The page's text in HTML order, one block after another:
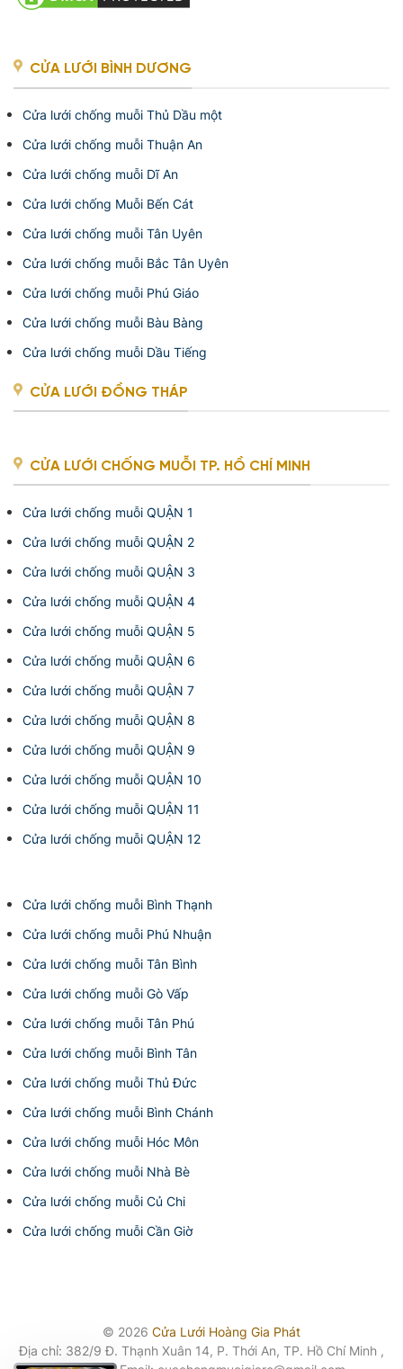
CỬA LƯỚI BÌNH DƯƠNG
Cửa lưới chống muỗi Thủ Dầu một
Cửa lưới chống muỗi Thuận An
Cửa lưới chống muỗi Dĩ An
Cửa lưới chống Muỗi Bến Cát
Cửa lưới chống muỗi Tân Uyên
Cửa lưới chống muỗi Bắc Tân Uyên
Cửa lưới chống muỗi Phú Giáo
Cửa lưới chống muỗi Bàu Bàng
Cửa lưới chống muỗi Dầu Tiếng
CỬA LƯỚI ĐỒNG THÁP
CỬA LƯỚI CHỐNG MUỖI TP. HỒ CHÍ MINH
Cửa lưới chống muỗi QUẬN 1
Cửa lưới chống muỗi QUẬN 2
Cửa lưới chống muỗi QUẬN 3
Cửa lưới chống muỗi QUẬN 4
Cửa lưới chống muỗi QUẬN 5
Cửa lưới chống muỗi QUẬN 6
Cửa lưới chống muỗi QUẬN 7
Cửa lưới chống muỗi QUẬN 8
Cửa lưới chống muỗi QUẬN 9
Cửa lưới chống muỗi QUẬN 10
Cửa lưới chống muỗi QUẬN 11
Cửa lưới chống muỗi QUẬN 12
Cửa lưới chống muỗi Bình Thạnh
Cửa lưới chống muỗi Phú Nhuận
Cửa lưới chống muỗi Tân Bình
Cửa lưới chống muỗi Gò Vấp
Cửa lưới chống muỗi Tân Phú
Cửa lưới chống muỗi Bình Tân
Cửa lưới chống muỗi Thủ Đức
Cửa lưới chống muỗi Bình Chánh
Cửa lưới chống muỗi Hóc Môn
Cửa lưới chống muỗi Nhà Bè
Cửa lưới chống muỗi Củ Chi
Cửa lưới chống muỗi Cần Giờ
© 2026 Cửa Lưới Hoàng Gia Phát
Địa chỉ: 382/9 Đ. Thạnh Xuân 14, P. Thới An, TP. Hồ Chí Minh ,